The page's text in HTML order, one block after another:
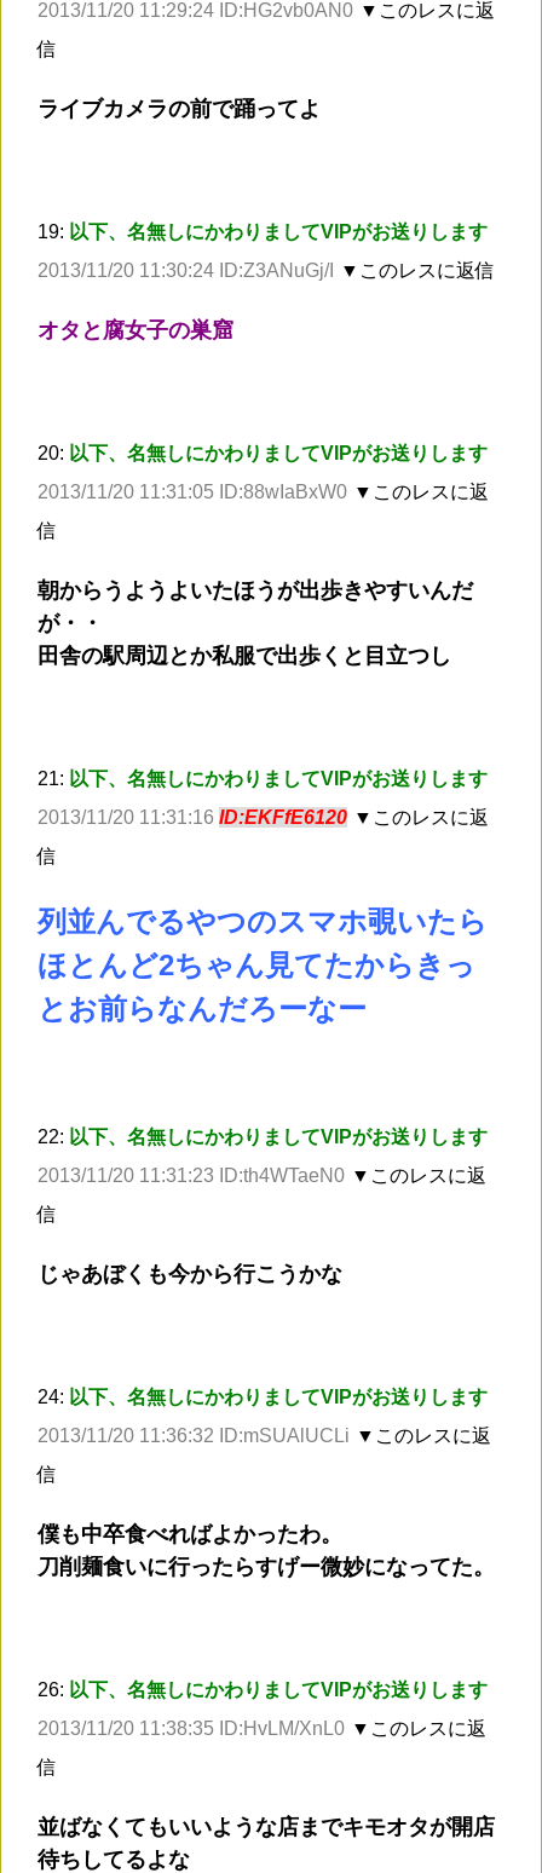
2013/11/20 11:29:24 ID:HG2vb0AN0 ▼このレスに返
信
ライブカメラの前で踊ってよ
19: 以下、名無しにかわりましてVIPがお送りします
2013/11/20 11:30:24 ID:Z3ANuGj/I
▼このレスに返信
オタと腐女子の巣窟
20: 以下、名無しにかわりましてVIPがお送りします
2013/11/20 11:31:05 ID:88wIaBxW0 ▼このレスに返
信
朝からうようよいたほうが出歩きやすいんだ
が・・
田舎の駅周辺とか私服で出歩くと目立つし
21: 以下、名無しにかわりましてVIPがお送りします
2013/11/20 11:31:16 ID:EKFfE6120 ▼このレスに返
信
列並んでるやつのスマホ覗いたら
ほとんど2ちゃん見てたからきっ
とお前らなんだろーなー
22: 以下、名無しにかわりましてVIPがお送りします
2013/11/20 11:31:23 ID:th4WTaeN0 ▼このレスに返
信
じゃあぼくも今から行こうかな
24: 以下、名無しにかわりましてVIPがお送りします
2013/11/20 11:36:32 ID:mSUAlUCLi ▼このレスに返
信
僕も中卒食べればよかったわ。
刀削麺食いに行ったらすげー微妙になってた。
26: 以下、名無しにかわりましてVIPがお送りします
2013/11/20 11:38:35 ID:HvLM/XnL0 ▼このレスに返
信
並ばなくてもいいような店までキモオタが開店
待ちしてるよな